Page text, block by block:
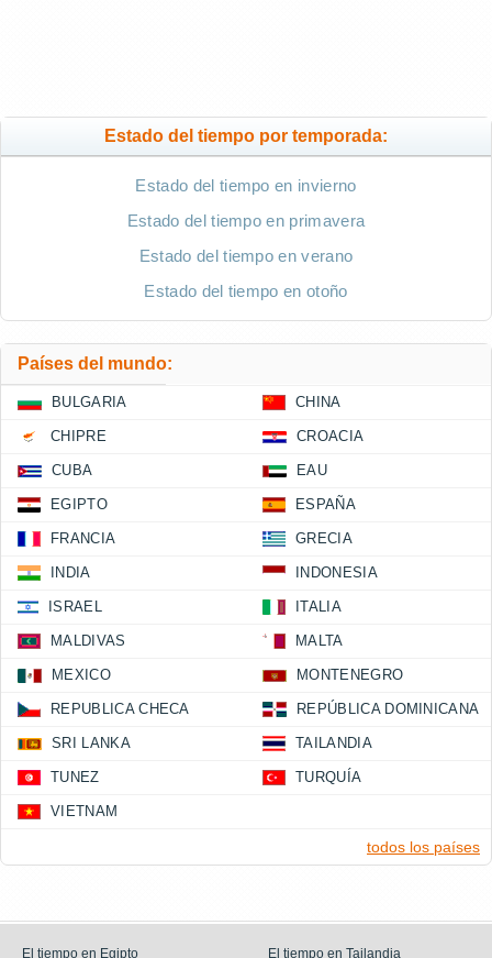
Estado del tiempo por temporada:
Estado del tiempo en invierno
Estado del tiempo en primavera
Estado del tiempo en verano
Estado del tiempo en otoño
Países del mundo:
BULGARIA CHINA
CHIPRE CROACIA
CUBA EAU
EGIPTO ESPAÑA
FRANCIA GRECIA
INDIA INDONESIA
ISRAEL ITALIA
MALDIVAS MALTA
MEXICO MONTENEGRO
REPUBLICA CHECA REPÚBLICA DOMINICANA
SRI LANKA TAILANDIA
TUNEZ TURQUÍA
VIETNAM
todos los países
El tiempo en Egipto El tiempo en Tailandia